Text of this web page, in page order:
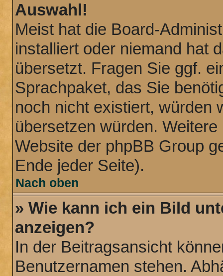
Auswahl!
Meist hat die Board-
installiert oder niemand hat
übersetzt. Fragen Sie ggf.
Sprachpaket, das Sie
noch nicht existiert, würden
übersetzen würden.
Website der phpBB Group
Ende jeder Seite).
Nach oben
» Wie kann ich ein Bild
anzeigen?
In der Beitragsansicht
Benutzernamen stehen.